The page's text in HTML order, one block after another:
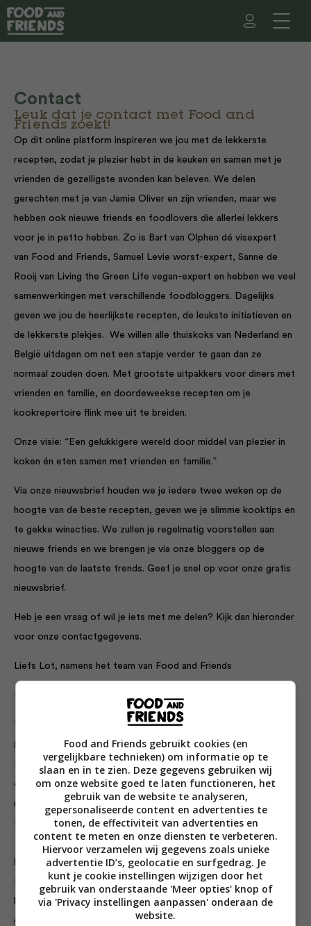
Contact
Leuk dat je contact met Food and
Friends zoekt!
Op dit online platform inspireren we jou met de lekkerste
recepten, zodat je plezier hebt in de keuken en samen met je
vrienden de gezelligste avonden kan beleven. We delen
gerechten met je van Jamie Oliver en zijn vrienden, maar we
hebben ook nieuwe friends en foodlovers die allerlei lekkers
voor je in petto hebben. Zo is Bart van Olphen dé visexpert
van Food and Friends, Samuel Levie worst-expert, Sanne de
Rooij van Living the Green Life vegan-expert en hebben we veel
samenwerkingen met verschillende foodbloggers. Dagelijks
geven we jou de heerlijkste recepten, de leukste initiatieven en
de lekkerste plekjes. We willen alle thuiskoks van Nederland en
België uitdagen om net een stapje verder te gaan dan ze
normaal zouden doen. Met grootste uitpakkers voor diners met
vrienden en familie, en doordeweekse recepten om je
kookrepertoire flink mee uit te breiden.
Onze visie: “Een gelukkigere wereld door middel van plezier in
koken én eten samen met vrienden en familie.”
Via onze nieuwsbrief houden we je iedere twee weken op de
hoogte van de beste recepten, geven we je slimme kooktips en
te gekke winacties. We zullen je regelmatig voorstellen aan
nieuwe friends en we brengen je via onze bloggers op de
hoogte van de laatste trends. Geef je snel op voor onze gratis
nieuwsbrief.
Heb je een vraag of wil je iets met me delen? Kijk dan hieronder
voor onze contactgegevens.
Liefs Lot, namens het team van Food and Friends
—————————————————
Contactgegevens
Redactionele vragen
Heb je een vraag over een recept, een van mijn foodvrienden of
een andere redactionele vraag? Stuur een mail
naar
lot@foodandfriends.nl
of via een berichtje via Facebook of
Instagram.
Ik ben altijd nieuwsgierig naar de nieuwste foodspots, culinaire
hoogstandjes, pop-up events, loeilekkere producten en
gloednieuwe kookboeken. Heb jij iets leuks op de plank liggen
Food and Friends gebruikt cookies (en
vergelijkbare technieken) om informatie op te
slaan en in te zien. Deze gegevens gebruiken wij
om onze website goed te laten functioneren, het
gebruik van de website te analyseren,
gepersonaliseerde content en advertenties te
tonen, de effectiviteit van advertenties en
content te meten en onze diensten te verbeteren.
Hiervoor verzamelen wij gegevens zoals unieke
advertentie ID’s, geolocatie en surfgedrag. Je
kunt je cookie instellingen wijzigen door het
gebruik van onderstaande 'Meer opties' knop of
via 'Privacy instellingen aanpassen' onderaan de
website.